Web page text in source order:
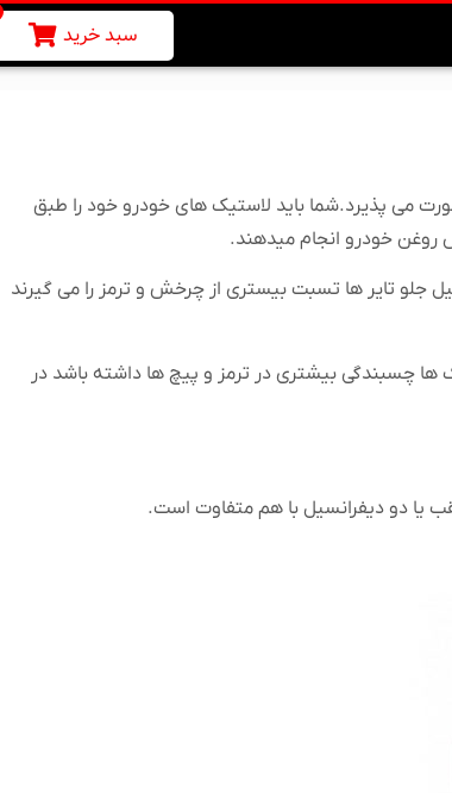
سبد خرید
می پذیرد.شما باید لاستیک های خودرو خود را طبق
جلو تایر ها تسبت بیستری از چرخش و ترمز را می گیرند
چسبندگی بیشتری در ترمز و پیچ ها داشته باشد در
یا دو دیفرانسیل با هم متفاوت است.